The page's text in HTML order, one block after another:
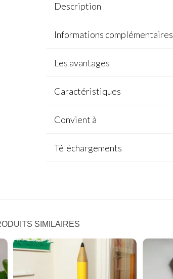
Description
Informations complémentaires
Les avantages
Caractéristiques
Convient à
Téléchargements
SIMILAIRES